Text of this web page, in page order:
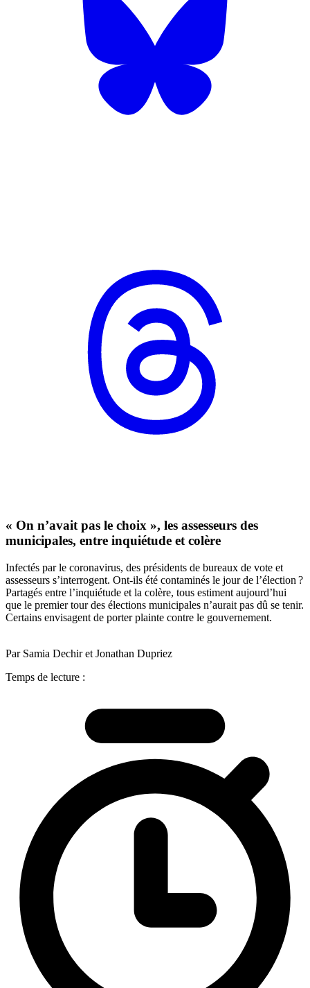
« On n’avait pas le choix », les assesseurs des
municipales, entre inquiétude et colère
Infectés par le coronavirus, des présidents de bureaux de vote et
assesseurs s’interrogent. Ont-ils été contaminés le jour de l’élection ?
Partagés entre l’inquiétude et la colère, tous estiment aujourd’hui
que le premier tour des élections municipales n’aurait pas dû se tenir.
Certains envisagent de porter plainte contre le gouvernement.
Par Samia Dechir et Jonathan Dupriez
Temps de lecture :